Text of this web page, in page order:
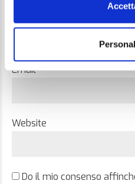
Email *
Website
Do il mio consenso